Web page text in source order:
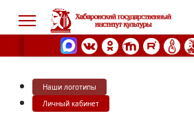
Наши логотипы
Личный кабинет